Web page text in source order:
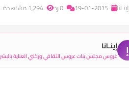
إينـانا
إ إينـانا
عروس مجلس بنات عروس الثقافي وركني العناية